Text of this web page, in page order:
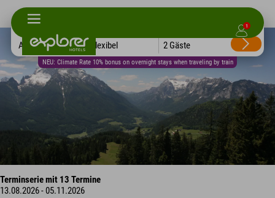
1
NEU: Climate Rate 10% bonus on overnight stays when traveling by train
Alle Hotels Flexibel 2 Gäste
Terminserie mit 13 Termine
13.08.2026 - 05.11.2026